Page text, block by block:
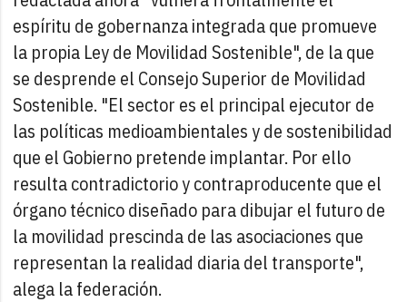
espíritu de gobernanza integrada que promueve
la propia Ley de Movilidad Sostenible", de la que
se desprende el Consejo Superior de Movilidad
Sostenible. "El sector es el principal ejecutor de
las políticas medioambientales y de sostenibilidad
que el Gobierno pretende implantar. Por ello
resulta contradictorio y contraproducente que el
órgano técnico diseñado para dibujar el futuro de
la movilidad prescinda de las asociaciones que
representan la realidad diaria del transporte",
alega la federación.